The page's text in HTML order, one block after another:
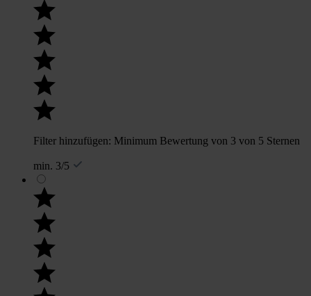
Filter hinzufügen: Minimum Bewertung von 3 von 5 Sternen
min. 3/5